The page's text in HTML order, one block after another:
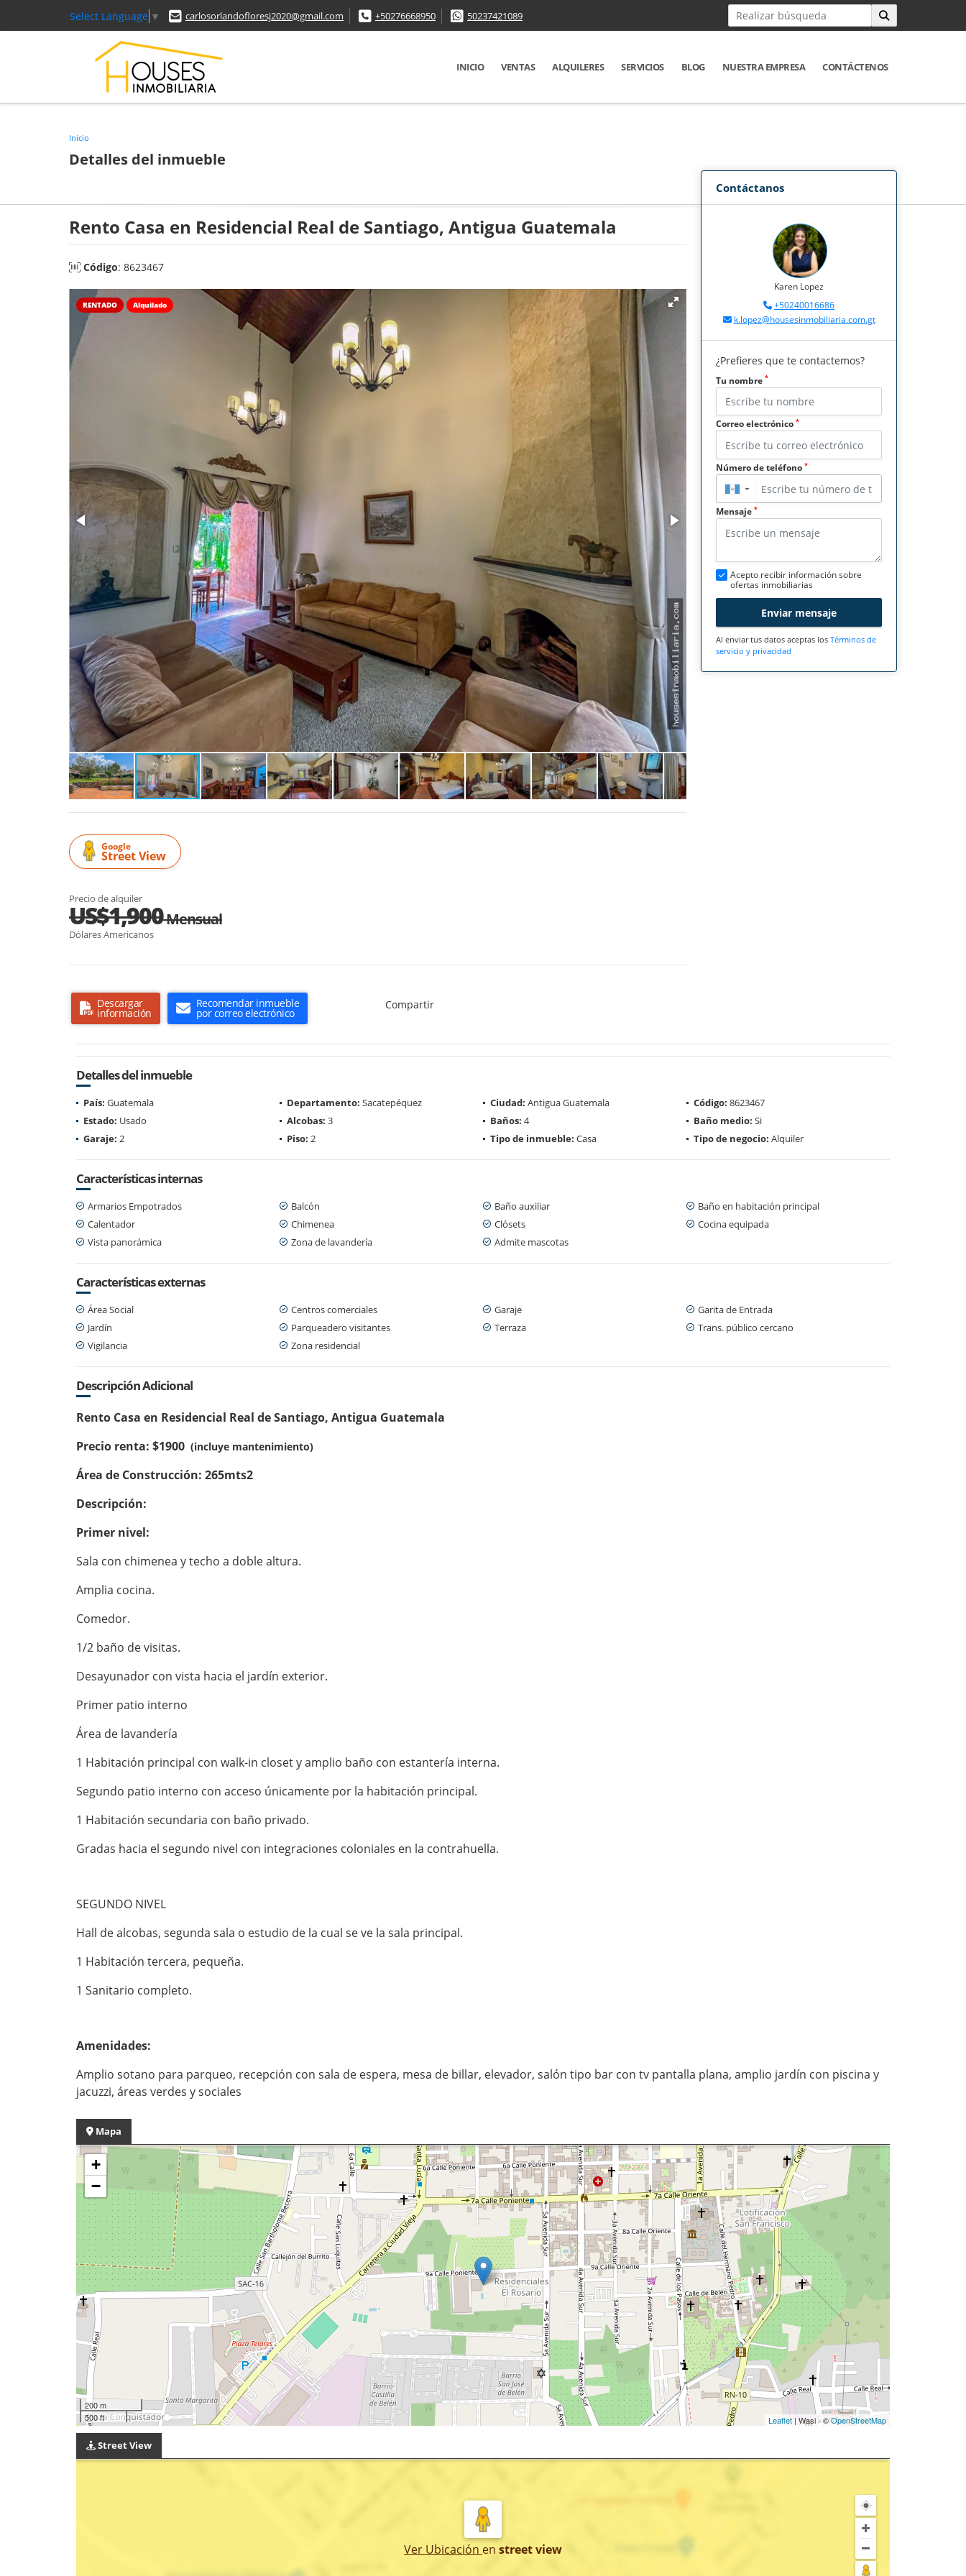
Select Language ▼ carlosorlandofloresj2020@gmail.com +50276668950 50237421089
INICIO VENTAS ALQUILERES SERVICIOS BLOG NUESTRA EMPRESA CONTÁCTENOS
Inicio
Detalles del inmueble
Rento Casa en Residencial Real de Santiago, Antigua Guatemala
Código: 8623467
RENTADO Alquilado
Google
Street View
Precio de alquiler
US$1,900Mensual
Dólares Americanos
Descargar
información
Recomendar inmueble
por correo electrónico
Compartir
Contáctanos
Karen Lopez
+50240016686
k.lopez@housesinmobiliaria.com.gt
¿Prefieres que te contactemos?
Tu nombre *
Correo electrónico *
Número de teléfono *
▼
Mensaje *
Acepto recibir información sobre
ofertas inmobiliarias
Enviar mensaje
Al enviar tus datos aceptas los Términos de
servicio y privacidad
Detalles del inmueble
País: Guatemala Departamento: Sacatepéquez Ciudad: Antigua Guatemala Código: 8623467
Estado: Usado Alcobas: 3 Baños: 4 Baño medio: Si
Garaje: 2 Piso: 2 Tipo de inmueble: Casa Tipo de negocio: Alquiler
Características internas
Armarios Empotrados Balcón Baño auxiliar
Baño en habitación principal
Calentador
Chimenea Clósets
Cocina equipada
Vista panorámica
Zona de lavandería Admite mascotas
Características externas
Área Social Centros comerciales Garaje
Garita de Entrada
Jardín
Parqueadero visitantes Terraza
Trans. público cercano
Vigilancia
Zona residencial
Descripción Adicional
Rento Casa en Residencial Real de Santiago, Antigua Guatemala
Precio renta: $1900 (incluye mantenimiento)
Área de Construcción: 265mts2
Descripción:
Primer nivel:
Sala con chimenea y techo a doble altura.
Amplia cocina.
Comedor.
1/2 baño de visitas.
Desayunador con vista hacia el jardín exterior.
Primer patio interno
Área de lavandería
1 Habitación principal con walk-in closet y amplio baño con estantería interna.
Segundo patio interno con acceso únicamente por la habitación principal.
1 Habitación secundaria con baño privado.
Gradas hacia el segundo nivel con integraciones coloniales en la contrahuella.
SEGUNDO NIVEL
Hall de alcobas, segunda sala o estudio de la cual se ve la sala principal.
1 Habitación tercera, pequeña.
1 Sanitario completo.
Amenidades:
Amplio sotano para parqueo, recepción con sala de espera, mesa de billar, elevador, salón tipo bar con tv pantalla plana, amplio jardín con piscina y
jacuzzi, áreas verdes y sociales
Mapa
+
−
200 m
500 ft
Leaflet | Wasi - ©OpenStreetMap
Street View
Ver Ubicación en street view